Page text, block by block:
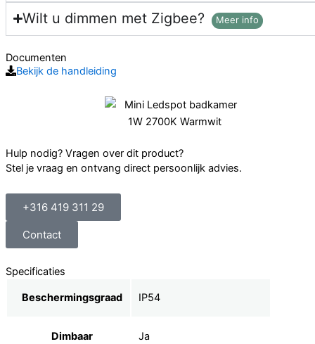
Wilt u dimmen met Zigbee? Meer info
Documenten
Bekijk de handleiding
Hulp nodig? Vragen over dit product?
Stel je vraag en ontvang direct persoonlijk advies.
+316 419 311 29
Contact
Specificaties
Beschermingsgraad IP54
Dimbaar Ja